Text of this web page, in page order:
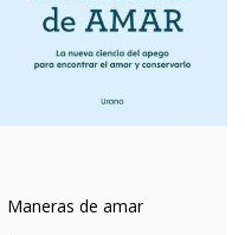
Maneras de amar